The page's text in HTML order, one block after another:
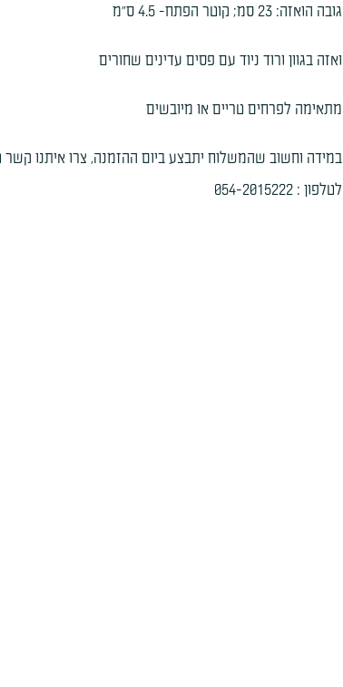
גובה הואזה: 23 סמ; קוטר הפתח- 4.5 ס"מ
ואזה בגוון ורוד ניוד עם פסים עדינים שחורים
מתאימה לפרחים טריים או מיובשים
במידה וחשוב שהמשלוח יתבצע ביום ההזמנה, צרו איתנו קשר
לטלפון : 054-2015222